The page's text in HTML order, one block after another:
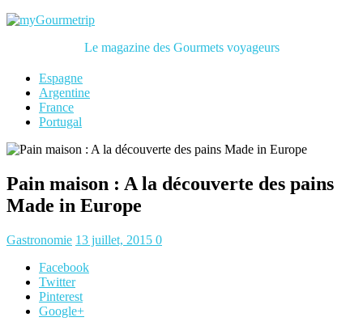
Le magazine des Gourmets voyageurs
Espagne
Argentine
France
Portugal
Pain maison : A la découverte des pains
Made in Europe
Gastronomie 13 juillet, 2015 0
Facebook
Twitter
Pinterest
Google+